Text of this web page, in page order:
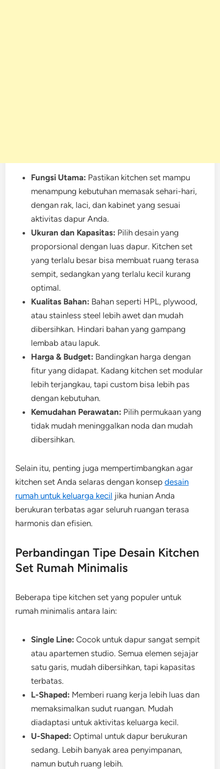
Fungsi Utama: Pastikan kitchen set mampu
menampung kebutuhan memasak sehari-hari,
dengan rak, laci, dan kabinet yang sesuai
aktivitas dapur Anda.
Ukuran dan Kapasitas: Pilih desain yang
proporsional dengan luas dapur. Kitchen set
yang terlalu besar bisa membuat ruang terasa
sempit, sedangkan yang terlalu kecil kurang
optimal.
Kualitas Bahan: Bahan seperti HPL, plywood,
atau stainless steel lebih awet dan mudah
dibersihkan. Hindari bahan yang gampang
lembab atau lapuk.
Harga & Budget: Bandingkan harga dengan
fitur yang didapat. Kadang kitchen set modular
lebih terjangkau, tapi custom bisa lebih pas
dengan kebutuhan.
Kemudahan Perawatan: Pilih permukaan yang
tidak mudah meninggalkan noda dan mudah
dibersihkan.
Selain itu, penting juga mempertimbangkan agar
kitchen set Anda selaras dengan konsepdesain
rumah untuk keluarga kecil jika hunian Anda
berukuran terbatas agar seluruh ruangan terasa
harmonis dan efisien.
Perbandingan Tipe Desain Kitchen
Set Rumah Minimalis
Beberapa tipe kitchen set yang populer untuk
rumah minimalis antara lain:
Single Line: Cocok untuk dapur sangat sempit
atau apartemen studio. Semua elemen sejajar
satu garis, mudah dibersihkan, tapi kapasitas
terbatas.
L-Shaped: Memberi ruang kerja lebih luas dan
memaksimalkan sudut ruangan. Mudah
diadaptasi untuk aktivitas keluarga kecil.
U-Shaped: Optimal untuk dapur berukuran
sedang. Lebih banyak area penyimpanan,
namun butuh ruang lebih.